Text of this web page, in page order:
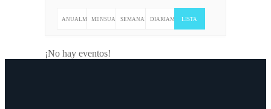
ANUALMENTEMENSUALMENTESEMANALMENTEDIARIAMENTELISTA
¡No hay eventos!